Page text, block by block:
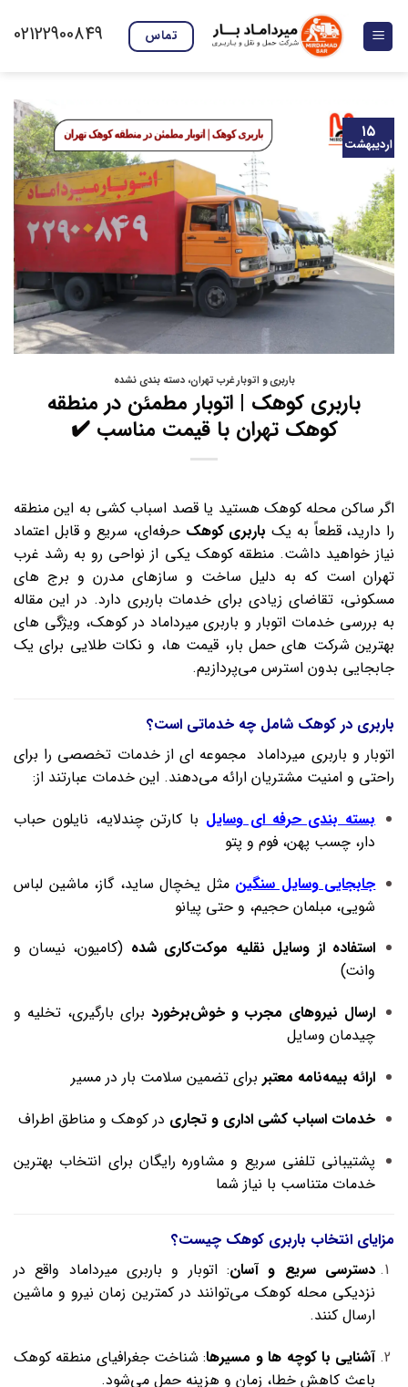
content
تماس 02122900849
۱۵
اردیبهشت
باربری و اتوبار غرب تهران،دسته بندی نشده
باربری کوهک | اتوبار مطمئن در منطقه
کوهک تهران با قیمت مناسب ✔️
اگر ساکن محله کوهک هستید یا قصد اسباب‌ کشی به این منطقه
را دارید، قطعاً به یک باربری کوهک حرفه‌ای، سریع و قابل اعتماد
نیاز خواهید داشت. منطقه کوهک یکی از نواحی رو‌ به‌ رشد غرب
تهران است که به دلیل ساخت‌ و سازهای مدرن و برج‌ های
مسکونی، تقاضای زیادی برای خدمات باربری دارد. در این مقاله
به بررسی خدمات اتوبار و باربری میرداماد در کوهک، ویژگی‌ های
بهترین شرکت‌ های حمل بار، قیمت‌ ها، و نکات طلایی برای یک
جابجایی بدون استرس می‌پردازیم.
باربری در کوهک شامل چه خدماتی است؟
اتوبار و باربری میرداماد مجموعه‌ ای از خدمات تخصصی را برای
راحتی و امنیت مشتریان ارائه می‌دهند. این خدمات عبارتند از:
بسته‌ بندی حرفه‌ ای وسایل با کارتن چندلایه، نایلون حباب‌
دار، چسب پهن، فوم و پتو
جابجایی وسایل سنگین مثل یخچال ساید، گاز، ماشین لباس‌
شویی، مبلمان حجیم، و حتی پیانو
استفاده از وسایل نقلیه موکت‌کاری‌ شده (کامیون، نیسان و
وانت)
ارسال نیروهای مجرب و خوش‌برخورد برای بارگیری، تخلیه و
چیدمان وسایل
ارائه بیمه‌نامه معتبربرای تضمین سلامت بار در مسیر
خدمات اسباب‌ کشی اداری و تجاری در کوهک و مناطق اطراف
پشتیبانی تلفنی سریع و مشاوره رایگان برای انتخاب بهترین
خدمات متناسب با نیاز شما
مزایای انتخاب باربری کوهک چیست؟
دسترسی سریع و آسان: اتوبار و باربری میرداماد واقع در
نزدیکی محله کوهک می‌توانند در کمترین زمان نیرو و ماشین
ارسال کنند.
آشنایی با کوچه‌ ها و مسیرها: شناخت جغرافیای منطقه کوهک
باعث کاهش خطا، زمان و هزینه حمل می‌شود.